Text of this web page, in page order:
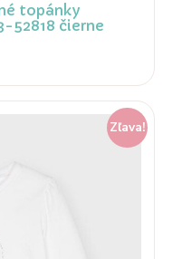
topánky
52818 čierne
Zľava!